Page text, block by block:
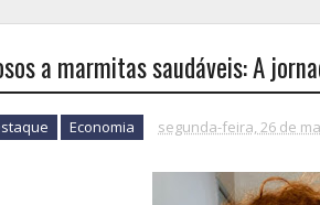
a marmitas saudáveis: A
Economia segunda-feira, 26 de